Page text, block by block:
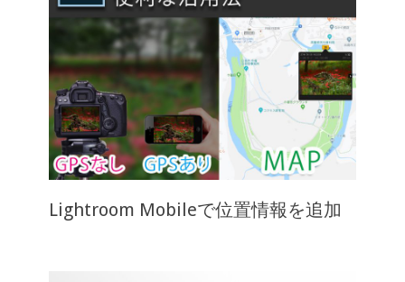
Lightroom Mobileで位置情報を追加